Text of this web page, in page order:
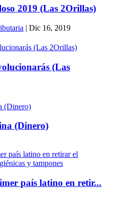
2019 (Las 2Orillas)
|Dic 16, 2019
(Las
(Dinero)
país latino en retir...